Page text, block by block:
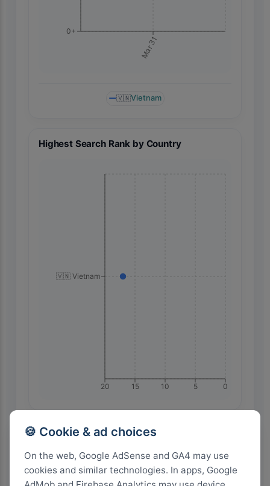
🍪 Cookie & ad choices
On the web, Google AdSense and GA4 may use
cookies and similar technologies. In apps, Google
Mar 31
0+
🇻🇳Vietnam
Highest Search Rank by Country
0
5
10
15
20
🇻🇳 Vietnam
Highest Search Volume by Country
100+